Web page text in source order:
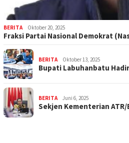
BERITA Oktober 20, 2025
Fraksi Partai Nasional Demokrat
BERITA Oktober 13, 2025
Bupati Labuhanbatu
BERITA Juni 6, 2025
Sekjen Kementerian ATR/